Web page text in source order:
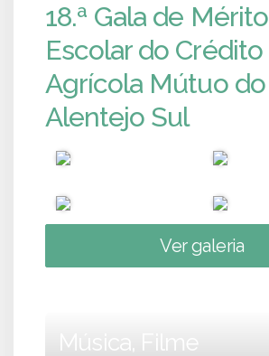
18.ª Gala de Mérito
Escolar do Crédito
Agrícola Mútuo do
Alentejo Sul
Ver galeria
Música, Filme